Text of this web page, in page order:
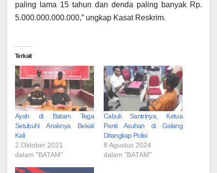
paling lama 15 tahun dan denda paling banyak Rp.
5.000.000.000.000,” ungkap Kasat Reskrim.
Terkait
Ayah di Batam Tega
Setubuhi Anaknya Bekali
Kali
2 Oktober 2021
dalam "BATAM"
Cabuli Santrinya, Ketua
Panti Asuhan di Galang
Ditangkap Polisi
8 Agustus 2024
dalam "BATAM"